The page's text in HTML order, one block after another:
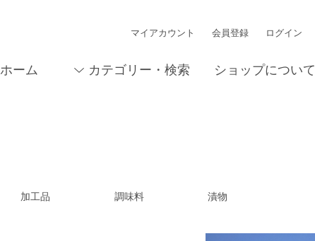
マイアカウント 会員登録 ログイン
ホーム カテゴリー・検索 ショップについて
加工品 調味料
漬物